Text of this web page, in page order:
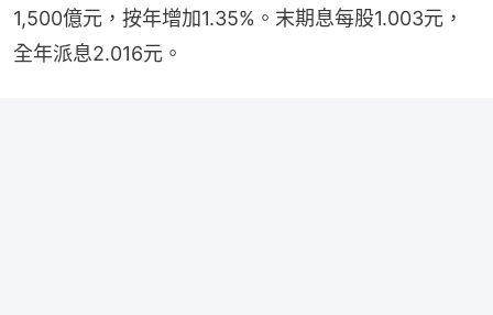
1,500億元，按年增加1.35%。末期息每股1.003元，
全年派息2.016元。